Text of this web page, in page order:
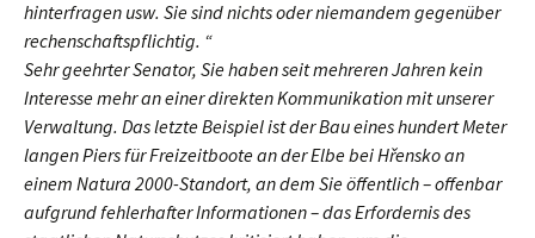
hinterfragen usw. Sie sind nichts oder niemandem gegenüber
rechenschaftspflichtig. “
Sehr geehrter Senator, Sie haben seit mehreren Jahren kein
Interesse mehr an einer direkten Kommunikation mit unserer
Verwaltung. Das letzte Beispiel ist der Bau eines hundert Meter
langen Piers für Freizeitboote an der Elbe bei Hřensko an
einem Natura 2000-Standort, an dem Sie öffentlich – offenbar
aufgrund fehlerhafter Informationen – das Erfordernis des